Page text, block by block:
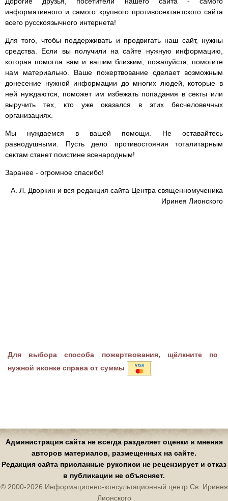
информативного и самого крупного противосектантского сайта
всего русскоязычного интернета!
Для того, чтобы поддерживать и продвигать наш сайт, нужны
средства. Если вы получили на сайте нужную информацию,
которая помогла вам и вашим близким, пожалуйста, помогите
нам материально. Ваше пожертвование сделает возможным
донесение нужной информации до многих людей, которые в
ней нуждаются, поможет им избежать попадания в секты или
выручить тех, кто уже оказался в этих бесчеловечных
организациях.
Мы нуждаемся в вашей помощи. Не оставайтесь
равнодушными. Пусть дело противостояния тоталитарным
сектам станет поистине всенародным!
Заранее - огромное спасибо!
А. Л. Дворкин и вся редакция сайта Центра священномученика
Иринея Лионского
Для выбора способа пожертвования, щёлкните по
нужной иконке справа от суммы
Администрация сайта не всегда разделяет оценки и мнения
авторов материалов, размещенных на сайте.
Редакция сайта присланные рукописи не рецензирует и отказ
в публикации не объясняет.
© 2000-2026 Информационно-консультационный центр Св. Иринея
Лионского